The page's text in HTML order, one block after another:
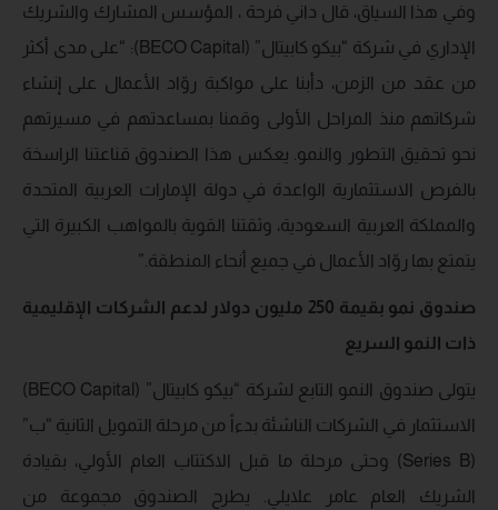
وفي هذا السياق، قال داني فرحة ، المؤسس المشارك والشريك
الإداري في شركة “بيكو كابيتال” (BECO Capital): “على مدى أكثر
من عقد من الزمن، دأبنا على مواكبة روّاد الأعمال على إنشاء
شركاتهم منذ المراحل الأولى وقمنا بمساعدتهم في مسيرتهم
نحو تحقيق التطور والنمو. يعكس هذا الصندوق قناعتنا الراسخة
بالفرص الاستثمارية الواعدة في دولة الإمارات العربية المتحدة
والمملكة العربية السعودية، وثقتنا القوية بالمواهب الكبيرة التي
يتمتع بها روّاد الأعمال في جميع أنحاء المنطقة .”
صندوق نمو بقيمة 250 مليون دولار لدعم الشركات الإقليمية
ذات النمو السريع
يتولى صندوق النمو التابع لشركة “بيكو كابيتال” (BECO Capital)
الاستثمار في الشركات الناشئة بدءاً من مرحلة التمويل الثانية “ب”
(Series B) وحتى مرحلة ما قبل الاكتتاب العام الأولي، بقيادة
الشريك العام عامر علايلي. يطرح الصندوق مجموعة من